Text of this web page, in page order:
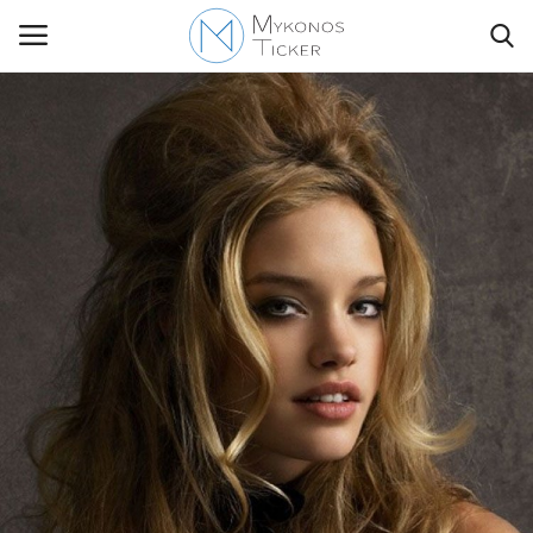
Travel
World
Style Adorés